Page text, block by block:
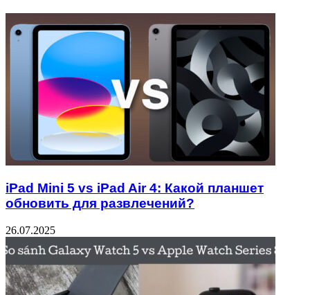
iPad Mini 5 vs iPad Air 4: Какой планшет
обновить для развлечений?
26.07.2025